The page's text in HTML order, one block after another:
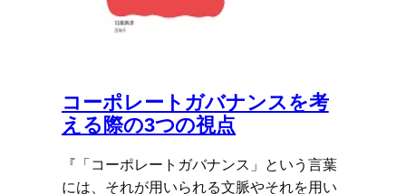
コーポレートガバナンスを考
える際の3つの視点
『「コーポレートガバナンス」という言葉
には、それが用いられる文脈やそれを用い